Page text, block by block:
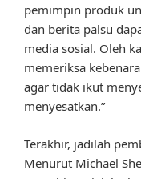
pemimpin produk
dan berita palsu
media sosial. Oleh
memeriksa
agar tidak ikut
menyesatkan.”
Terakhir, jadilah
Menurut Michael